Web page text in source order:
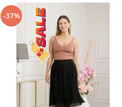
-37%